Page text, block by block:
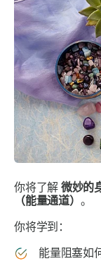
你将了解 微妙的
（能量通道） 。
你将学到：
能量阻塞如